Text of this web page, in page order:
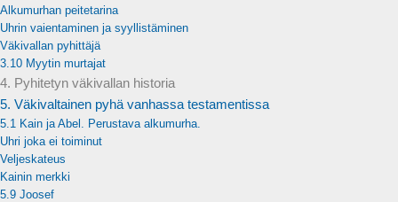
Alkumurhan peitetarina
Uhrin vaientaminen ja syyllistäminen
Väkivallan pyhittäjä
3.10 Myytin murtajat
4. Pyhitetyn väkivallan historia
5. Väkivaltainen pyhä vanhassa testamentissa
5.1 Kain ja Abel. Perustava alkumurha.
Uhri joka ei toiminut
Veljeskateus
Kainin merkki
5.9 Joosef